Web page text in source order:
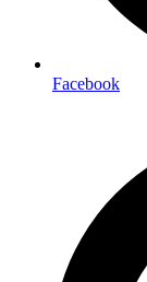
Facebook